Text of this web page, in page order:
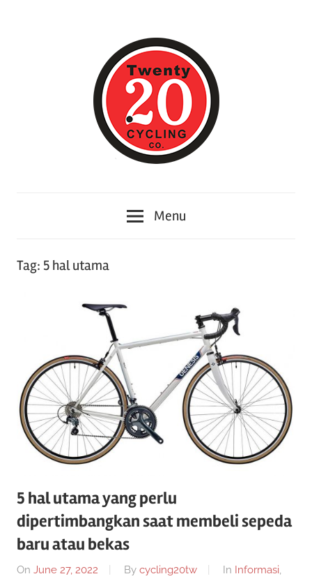
Informasi
tentang
Menu
Tag: 5 hal utama
5 hal utama yang perlu
dipertimbangkan saat membeli sepeda
baru atau bekas
On June 27, 2022 By cycling20tw In Informasi,